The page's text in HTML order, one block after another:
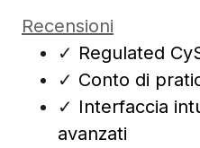
Recensioni
✓ Regulated
✓ Conto di
✓ Interfaccia
avanzati